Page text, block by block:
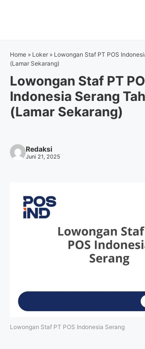
Home » Loker » Lowongan Staf PT POS
(Lamar Sekarang)
Lowongan Staf PT
Indonesia Serang
(Lamar Sekarang)
Redaksi
Juni 21, 2025
Lowongan Staf PT POS Indonesia Serang